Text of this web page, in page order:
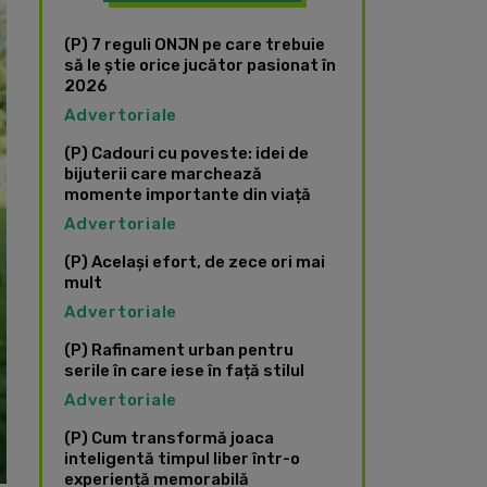
(P) 7 reguli ONJN pe care trebuie
să le știe orice jucător pasionat în
2026
Advertoriale
(P) Cadouri cu poveste: idei de
bijuterii care marchează
momente importante din viață
Advertoriale
(P) Același efort, de zece ori mai
mult
Advertoriale
(P) Rafinament urban pentru
serile în care iese în față stilul
Advertoriale
(P) Cum transformă joaca
inteligentă timpul liber într-o
experiență memorabilă